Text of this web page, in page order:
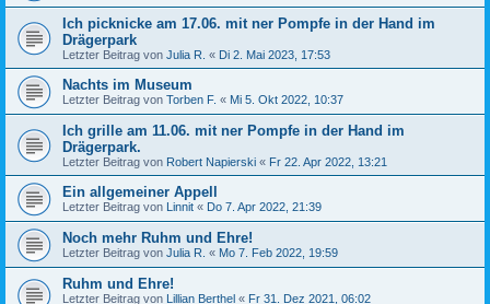
Ich picknicke am 17.06. mit ner Pompfe in der Hand im
Drägerpark
Letzter Beitrag von Julia R. « Di 2. Mai 2023, 17:53
Nachts im Museum
Letzter Beitrag von Torben F. « Mi 5. Okt 2022, 10:37
Ich grille am 11.06. mit ner Pompfe in der Hand im
Drägerpark.
Letzter Beitrag von Robert Napierski « Fr 22. Apr 2022, 13:21
Ein allgemeiner Appell
Letzter Beitrag von Linnit « Do 7. Apr 2022, 21:39
Noch mehr Ruhm und Ehre!
Letzter Beitrag von Julia R. « Mo 7. Feb 2022, 19:59
Ruhm und Ehre!
Letzter Beitrag von Lillian Berthel « Fr 31. Dez 2021, 06:02